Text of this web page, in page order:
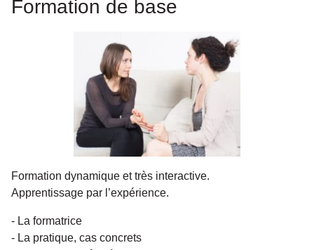
Formation de base
Formation dynamique et très interactive.
Apprentissage par l’expérience.
- La formatrice
- La pratique, cas concrets